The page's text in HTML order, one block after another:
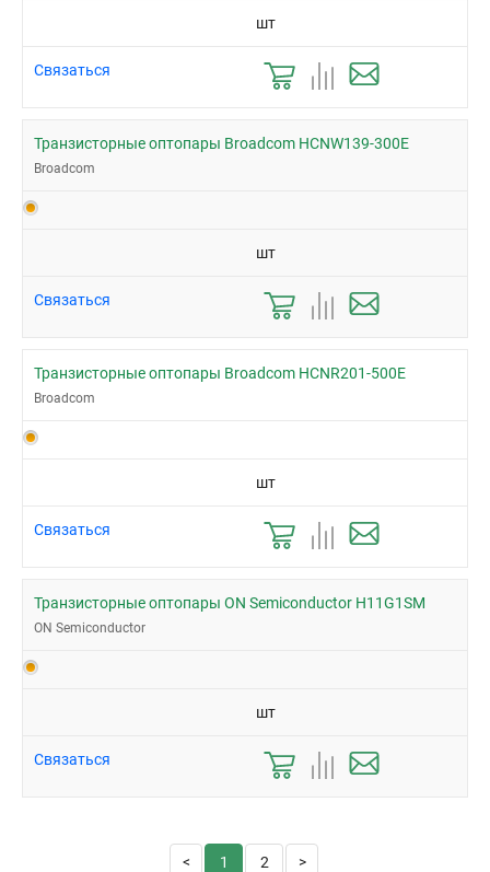
шт
Связаться
Транзисторные оптопары Broadcom HCNW139-300E
Broadcom
шт
Связаться
Транзисторные оптопары Broadcom HCNR201-500E
Broadcom
шт
Связаться
Транзисторные оптопары ON Semiconductor H11G1SM
ON Semiconductor
шт
Связаться
1 2